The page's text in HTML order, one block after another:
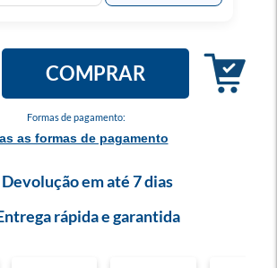
Formas de pagamento:
as formas de pagamento
COMPRAR
Devolução em até 7 dias
rápida e garantida